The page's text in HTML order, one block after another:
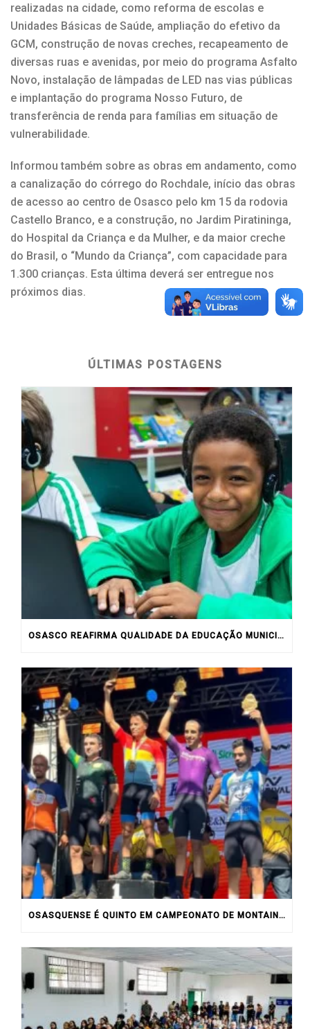
realizadas na cidade, como reforma de escolas e
Unidades Básicas de Saúde, ampliação do efetivo da
GCM, construção de novas creches, recapeamento de
diversas ruas e avenidas, por meio do programa Asfalto
Novo, instalação de lâmpadas de LED nas vias públicas
e implantação do programa Nosso Futuro, de
transferência de renda para famílias em situação de
vulnerabilidade.
Informou também sobre as obras em andamento, como
a canalização do córrego do Rochdale, início das obras
de acesso ao centro de Osasco pelo km 15 da rodovia
Castello Branco, e a construção, no Jardim Piratininga,
do Hospital da Criança e da Mulher, e da maior creche
do Brasil, o “Mundo da Criança”, com capacidade para
1.300 crianças. Esta última deverá ser entregue nos
próximos dias.
ÚLTIMAS POSTAGENS
OSASCO REAFIRMA QUALIDADE DA EDUCAÇÃO MUNICIPAL COM RESULTADOS DO IDEB
OSASQUENSE É QUINTO EM CAMPEONATO DE MONTAIN BIKE NO INTERIOR DO ESTADO